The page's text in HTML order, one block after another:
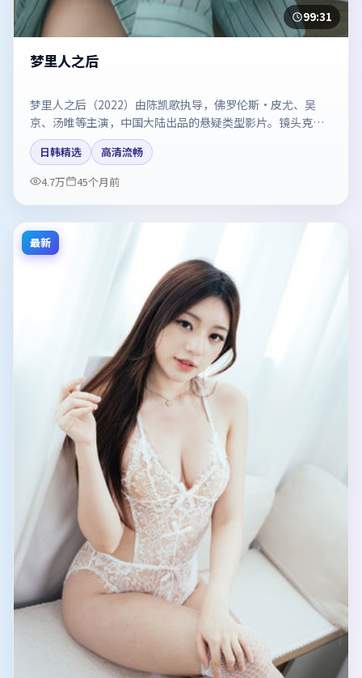
99:31
梦里人之后
梦里人之后（2022）由陈凯歌执导，佛罗伦斯·皮尤、吴
京、汤唯等主演，中国大陆出品的悬疑类型影片。镜头克制
却充满张力，人物弧光完整。剧情简介与主创信息可供检索
参考，上映日期以片方资料为准。
日韩精选
高清流畅
4.7万
45个月前
最新